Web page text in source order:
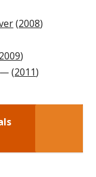
(2008)
2009)
— (2011)